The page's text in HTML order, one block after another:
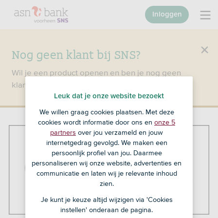
Nog geen klant bij SNS?
Wil je een product openen en ben je nog geen
klant bij SNS?
Inloggen
Leuk dat je onze website bezoekt
We willen graag cookies plaatsen. Met deze
cookies wordt informatie door ons en onze 5
partners over jou verzameld en jouw
internetgedrag gevolgd. We maken een
persoonlijk profiel van jou. Daarmee
personaliseren wij onze website, advertenties en
communicatie en laten wij je relevante inhoud
zien.
Je kunt je keuze altijd wijzigen via 'Cookies
instellen' onderaan de pagina.